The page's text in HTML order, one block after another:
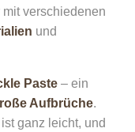
verschiedenen
und
Paste– ein
Aufbrüche.
ganz leicht, und